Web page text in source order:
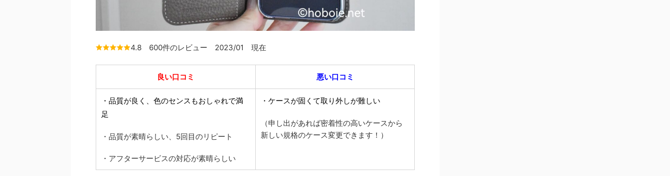
4.8 600件のレビュー 2023/01 現在
良い口コミ 悪い口コミ
・品質が良く、色のセンスもおしゃれで満
足
・品質が素晴らしい、5回目のリピート
・アフターサービスの対応が素晴らしい
・ケースが固くて取り外しが難しい
（申し出があれば密着性の高いケースから
新しい規格のケース変更できます！）